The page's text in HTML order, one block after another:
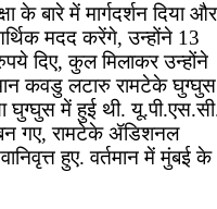
बारे में मार्गदर्शन दिया और
मदद करेंगे, उन्होंने 13
दिए, कुल मिलाकर उन्होंने
कवडु लटारु रामटेके घुग्घुस
घुग्घुस में हुई थी.
गए, रामटेके ॲडिशनल
हुए. वर्तमान में मुंबई के